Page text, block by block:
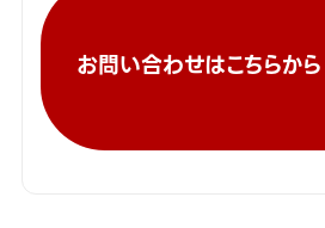
お問い合わせはこちらから